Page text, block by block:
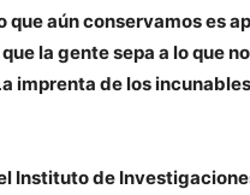
que aún conservamos es
la gente sepa a lo que
imprenta de los
Instituto de